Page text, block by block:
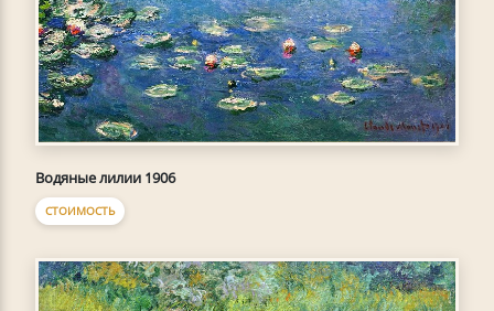
Водяные лилии 1906
СТОИМОСТЬ